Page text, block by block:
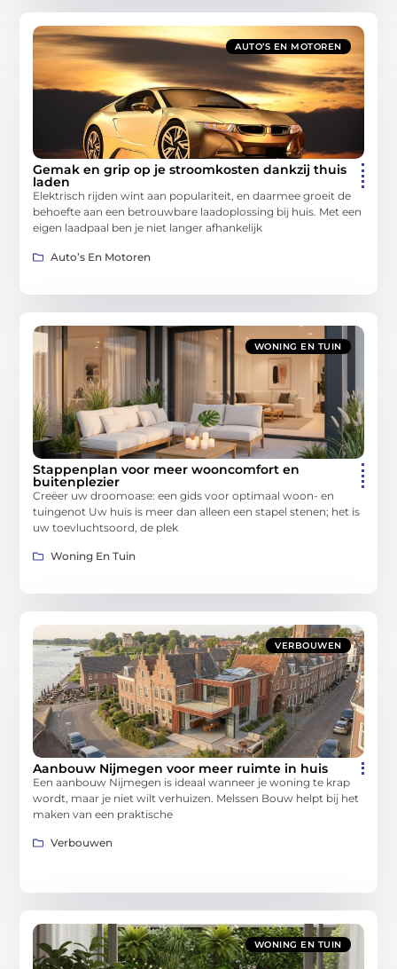
AUTO’S EN MOTOREN
Gemak en grip op je stroomkosten dankzij thuis
laden
Elektrisch rijden wint aan populariteit, en daarmee groeit de
behoefte aan een betrouwbare laadoplossing bij huis. Met een
eigen laadpaal ben je niet langer afhankelijk
Auto’s En Motoren
WONING EN TUIN
Stappenplan voor meer wooncomfort en
buitenplezier
Creëer uw droomoase: een gids voor optimaal woon- en
tuingenot Uw huis is meer dan alleen een stapel stenen; het is
uw toevluchtsoord, de plek
Woning En Tuin
VERBOUWEN
Aanbouw Nijmegen voor meer ruimte in huis
Een aanbouw Nijmegen is ideaal wanneer je woning te krap
wordt, maar je niet wilt verhuizen. Melssen Bouw helpt bij het
maken van een praktische
Verbouwen
WONING EN TUIN